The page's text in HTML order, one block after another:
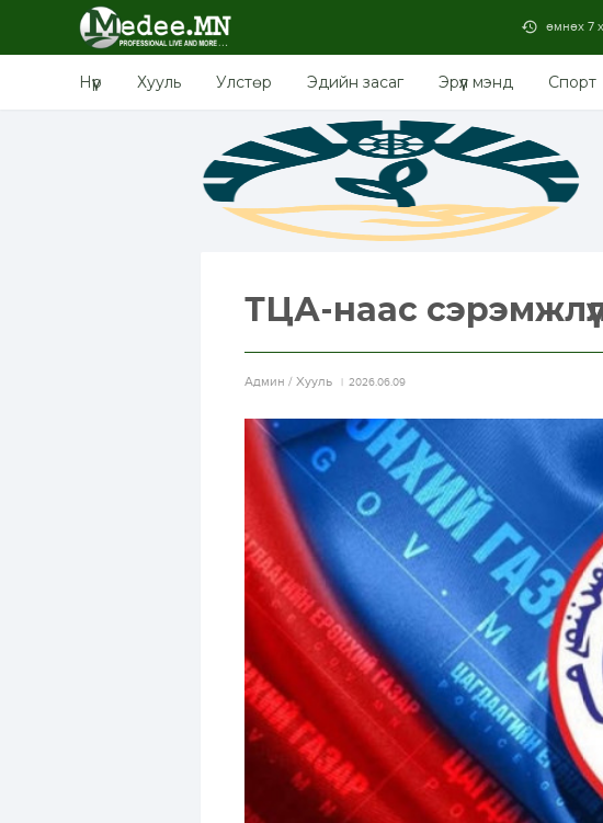
өмнөх 7
Нүүр Хууль Улстөр Эдийн засаг Эрүүл мэнд Спорт
ТЦА-наас
Aдмин / Хууль 2026.06.09